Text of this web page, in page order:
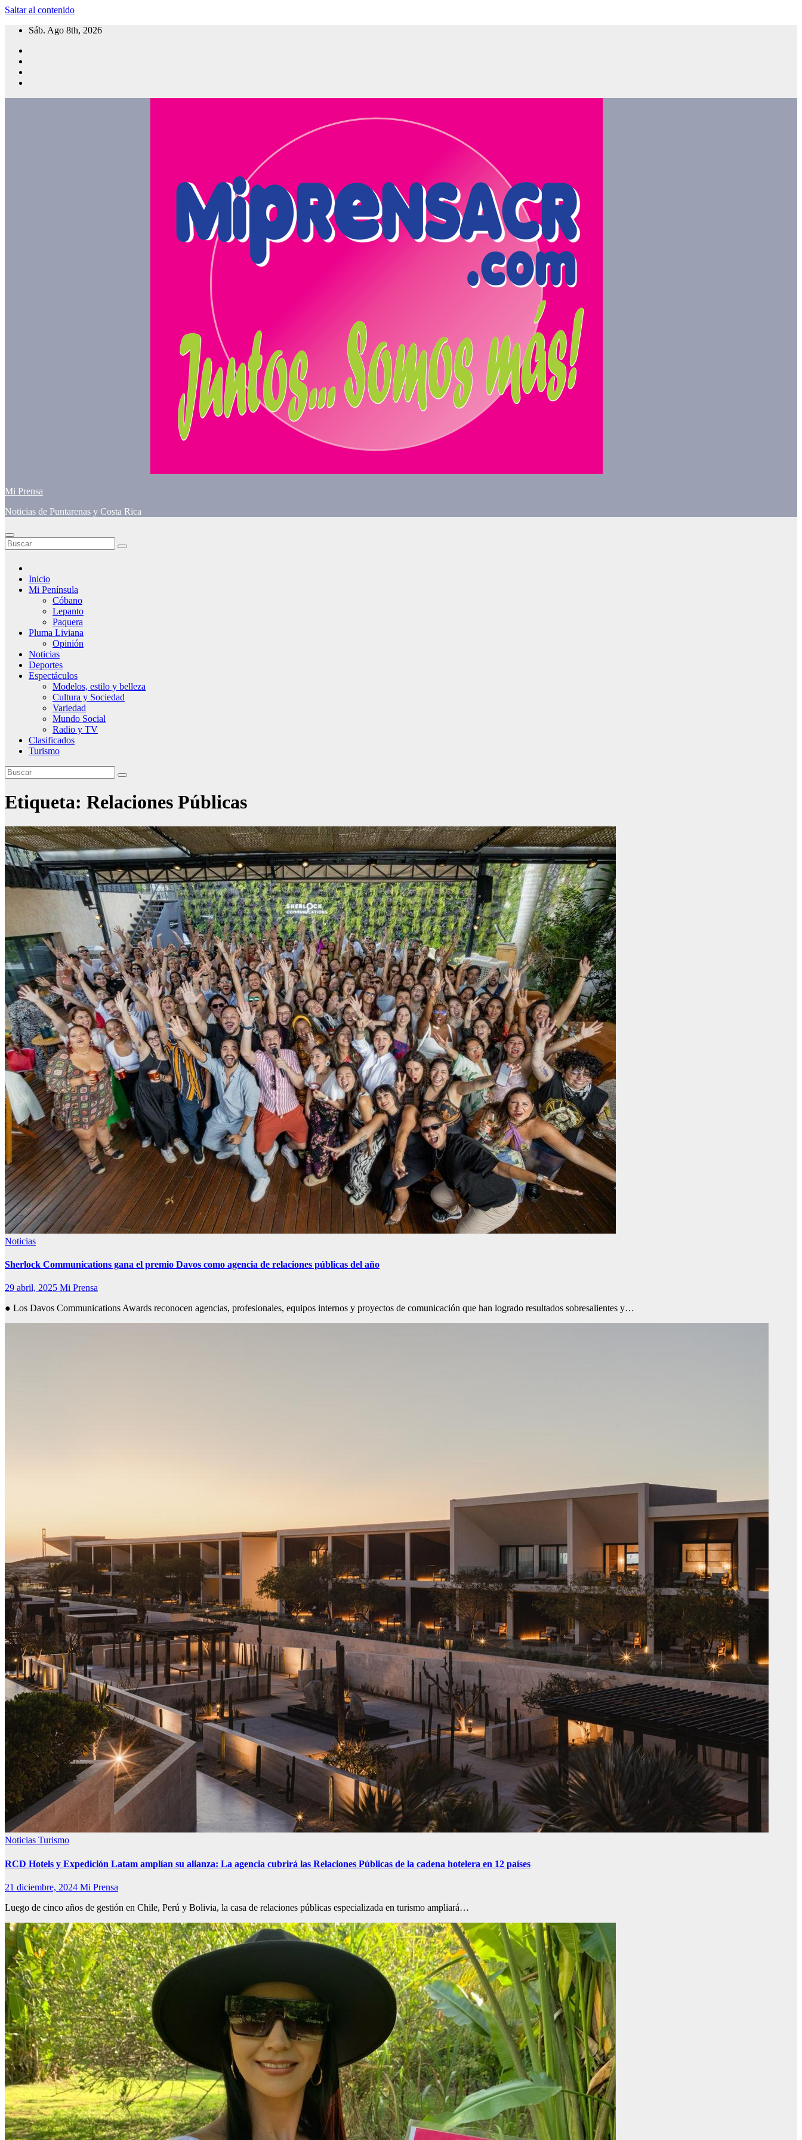
Saltar al contenido
Sáb. Ago 8th, 2026
Mi Prensa
Noticias de Puntarenas y Costa Rica
Inicio
Mi Península
Cóbano
Lepanto
Paquera
Pluma Liviana
Opinión
Noticias
Deportes
Espectáculos
Modelos, estilo y belleza
Cultura y Sociedad
Variedad
Mundo Social
Radio y TV
Clasificados
Turismo
Etiqueta: Relaciones Públicas
Noticias
Sherlock Communications gana el premio Davos como agencia de relaciones públicas del año
29 abril, 2025 Mi Prensa
● Los Davos Communications Awards reconocen agencias, profesionales, equipos internos y proyectos de comunicación que han logrado resultados sobresalientes y…
Noticias Turismo
RCD Hotels y Expedición Latam amplían su alianza: La agencia cubrirá las Relaciones Públicas de la cadena hotelera en 12 países
21 diciembre, 2024 Mi Prensa
Luego de cinco años de gestión en Chile, Perú y Bolivia, la casa de relaciones públicas especializada en turismo ampliará…